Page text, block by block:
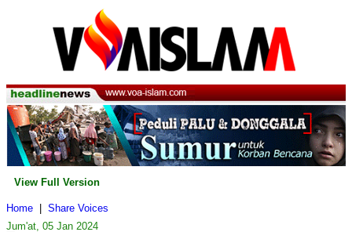
View Full Version
Home
Share Voices
Jum'at, 05 Jan 2024